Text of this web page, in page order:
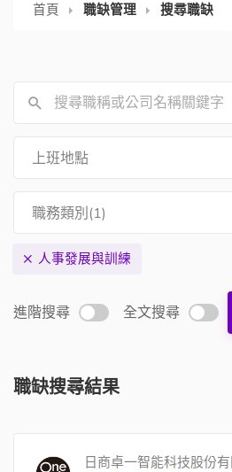
首頁 職缺管理 搜尋職缺
上班地點
職務類別(1)
人事發展與訓練
進階搜尋 全文搜尋
職缺搜尋結果
日商卓一智能科技股份